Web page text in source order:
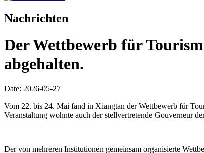
Nachrichten
Der Wettbewerb für
abgehalten.
Date: 2026-05-27
Vom 22. bis 24. Mai fand in Xiangtan der Wettbewerb für
Veranstaltung wohnte auch der stellvertretende Gouverneur
Der von mehreren Institutionen gemeinsam organisierte